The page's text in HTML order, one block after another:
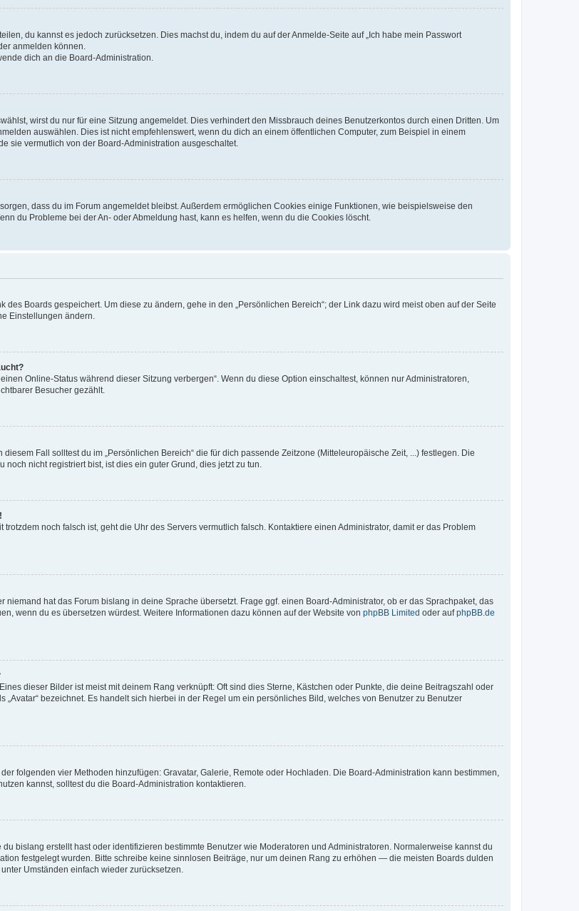
du kannst es jedoch zurücksetzen. Dies machst du, indem du auf der Anmelde-Seite auf „Ich habe mein Passwort
anmelden können.
dich an die Board-Administration.
wirst du nur für eine Sitzung angemeldet. Dies verhindert den Missbrauch deines Benutzerkontos durch einen Dritten. Um
auswählen. Dies ist nicht empfehlenswert, wenn du dich an einem öffentlichen Computer, zum Beispiel in einem
sie vermutlich von der Board-Administration ausgeschaltet.
dass du im Forum angemeldet bleibst. Außerdem ermöglichen Cookies einige Funktionen, wie beispielsweise den
du Probleme bei der An- oder Abmeldung hast, kann es helfen, wenn du die Cookies löscht.
Boards gespeichert. Um diese zu ändern, gehe in den „Persönlichen Bereich“; der Link dazu wird meist oben auf der Seite
Einstellungen ändern.
Online-Status während dieser Sitzung verbergen“. Wenn du diese Option einschaltest, können nur Administratoren,
Besucher gezählt.
Fall solltest du im „Persönlichen Bereich“ die für dich passende Zeitzone (Mitteleuropäische Zeit, ...) festlegen. Die
nicht registriert bist, ist dies ein guter Grund, dies jetzt zu tun.
noch falsch ist, geht die Uhr des Servers vermutlich falsch. Kontaktiere einen Administrator, damit er das Problem
hat das Forum bislang in deine Sprache übersetzt. Frage ggf. einen Board-Administrator, ob er das Sprachpaket, das
wenn du es übersetzen würdest. Weitere Informationen dazu können auf der Website von phpBB Limited oder aufphpBB.de
dieser Bilder ist meist mit deinem Rang verknüpft: Oft sind dies Sterne, Kästchen oder Punkte, die deine Beitragszahl oder
bezeichnet. Es handelt sich hierbei in der Regel um ein persönliches Bild, welches von Benutzer zu Benutzer
folgenden vier Methoden hinzufügen: Gravatar, Galerie, Remote oder Hochladen. Die Board-Administration kann bestimmen,
kannst, solltest du die Board-Administration kontaktieren.
bislang erstellt hast oder identifizieren bestimmte Benutzer wie Moderatoren und Administratoren. Normalerweise kannst du
festgelegt wurden. Bitte schreibe keine sinnlosen Beiträge, nur um deinen Rang zu erhöhen — die meisten Boards dulden
Umständen einfach wieder zurücksetzen.